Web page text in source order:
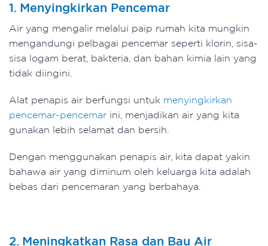
1. Menyingkirkan Pencemar
Air yang mengalir melalui paip rumah kita mungkin
mengandungi pelbagai pencemar seperti klorin, sisa-
sisa logam berat, bakteria, dan bahan kimia lain yang
tidak diingini.
Alat penapis air berfungsi untuk menyingkirkan
pencemar-pencemar ini, menjadikan air yang kita
gunakan lebih selamat dan bersih.
Dengan menggunakan penapis air, kita dapat yakin
bahawa air yang diminum oleh keluarga kita adalah
bebas dari pencemaran yang berbahaya.
2. Meningkatkan Rasa dan Bau Air